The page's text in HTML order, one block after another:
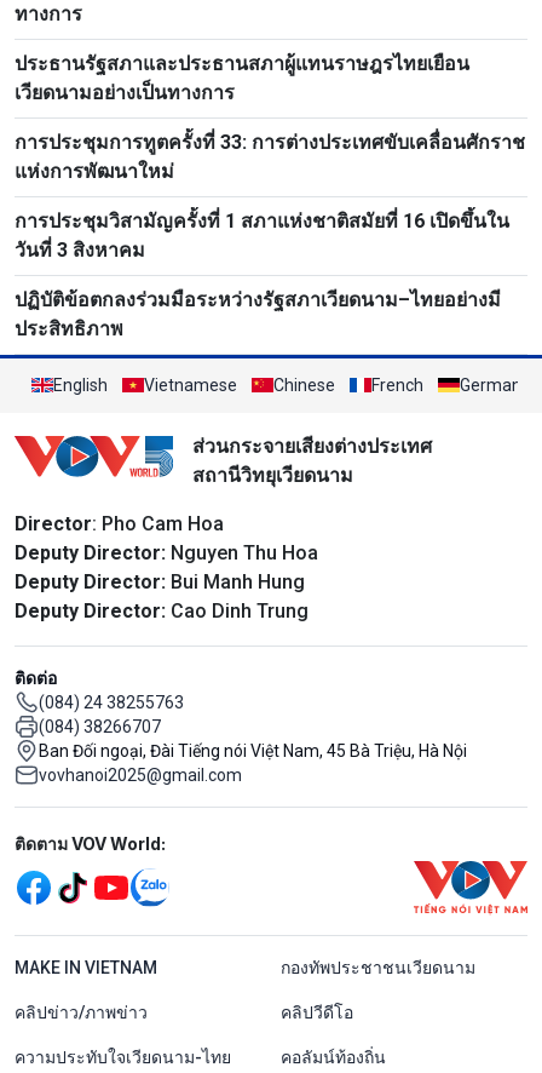
ทางการ
ประธานรัฐสภาและประธานสภาผู้แทนราษฎรไทยเยือน
เวียดนามอย่างเป็นทางการ
การประชุมการทูตครั้งที่ 33: การต่างประเทศขับเคลื่อนศักราช
แห่งการพัฒนาใหม่
การประชุมวิสามัญครั้งที่ 1 สภาแห่งชาติสมัยที่ 16 เปิดขึ้นใน
วันที่ 3 สิงหาคม
ปฏิบัติข้อตกลงร่วมมือระหว่างรัฐสภาเวียดนาม–ไทยอย่างมี
ประสิทธิภาพ
English Vietnamese Chinese French German
ส่วนกระจายเสียงต่างประเทศ
สถานีวิทยุเวียดนาม
Director: Pho Cam Hoa
Deputy Director: Nguyen Thu Hoa
Deputy Director: Bui Manh Hung
Deputy Director: Cao Dinh Trung
ติดต่อ
(084) 24 38255763
(084) 38266707
Ban Đối ngoại, Đài Tiếng nói Việt Nam, 45 Bà Triệu, Hà Nội
vovhanoi2025@gmail.com
Mạng xã hội
ติดตาม VOV World:
menu footer tiếng Thái
MAKE IN VIETNAM กองทัพประชาชนเวียดนาม
คลิปข่าว/ภาพข่าว คลิปวีดีโอ
ความประทับใจเวียดนาม-ไทย คอลัมน์ท้องถิ่น